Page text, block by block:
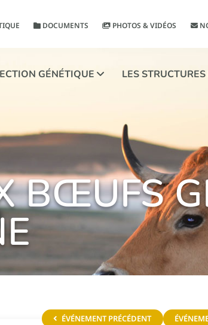
DOCUMENTS PHOTOS & VIDÉOS
GÉNÉTIQUE LES
BŒUFS
ÉVÉNEMENT PRÉCÉDENT